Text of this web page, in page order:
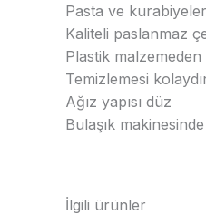
Pasta ve
Kaliteli paslanmaz
Plastik
Temizlemesi
Ağız yapısı düz
Bulaşık
İlgili ürünler